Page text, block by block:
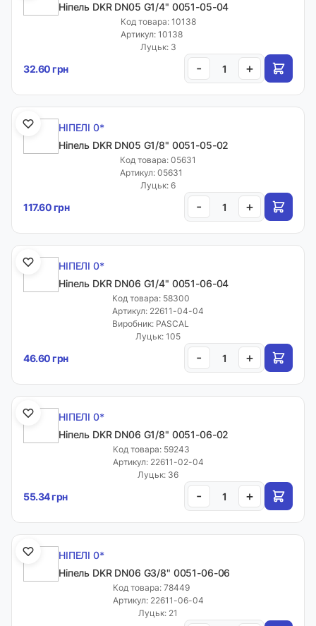
Ніпель DKR DN05 G1/4" 0051-05-04
Код товара: 10138
Артикул: 10138
Луцьк: 3
32.60 грн - +
НІПЕЛІ 0*
Ніпель DKR DN05 G1/8" 0051-05-02
Код товара: 05631
Артикул: 05631
Луцьк: 6
117.60 грн - +
НІПЕЛІ 0*
Ніпель DKR DN06 G1/4" 0051-06-04
Код товара: 58300
Артикул: 22611-04-04
Виробник: PASCAL
Луцьк: 105
46.60 грн - +
НІПЕЛІ 0*
Ніпель DKR DN06 G1/8" 0051-06-02
Код товара: 59243
Артикул: 22611-02-04
Луцьк: 36
55.34 грн - +
НІПЕЛІ 0*
Ніпель DKR DN06 G3/8" 0051-06-06
Код товара: 78449
Артикул: 22611-06-04
Луцьк: 21